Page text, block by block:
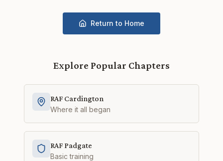
Return to Home
Explore Popular Chapters
RAF Cardington
Where it all began
RAF Padgate
Basic training